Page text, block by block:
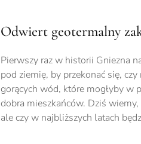
Odwiert geotermalny
Pierwszy raz w historii Gniezna
pod ziemię, by przekonać się,
gorących wód, które mogłyby w
dobra mieszkańców. Dziś wiemy,
ale czy w najbliższych latach